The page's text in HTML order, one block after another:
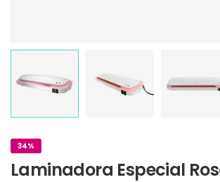
34%
Laminadora Especial